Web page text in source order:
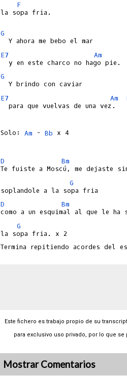
F
la sopa fria.
G
E7
Am
G
E7
Am
  para que vuelvas de una vez.
Solo: Am - Bb x 4
D Bm
G
D
Bm
G
la sopa fria. x 2
Este fichero es trabajo propio de su
para exclusivo uso privado, por lo que
Mostrar Comentarios